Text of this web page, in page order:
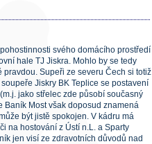
svého domácího prostředí
hale TJ Jiskra. Mohlo by se tedy
Supeři ze severu Čech si totiž
Jiskry BK Teplice se postavení
jako střelec zde působí současný
Baník Most však doposud znamená
být jistě spokojen. V kádru má
na hostování z Ústí n.L. a Sparty
jen visí ze zdravotních důvodů nad